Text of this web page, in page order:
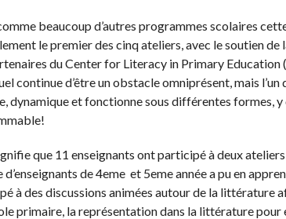
beaucoup d’autres programmes scolaires
le premier des cinq ateliers, avec le soutien
du Center for Literacy in Primary Education
continue d’être un obstacle omniprésent, mais l’un
dynamique et fonctionne sous différentes formes,
que 11 enseignants ont participé à deux
d’enseignants de 4eme et 5eme année a pu en
à des discussions animées autour de la littérature
primaire, la représentation dans la littérature